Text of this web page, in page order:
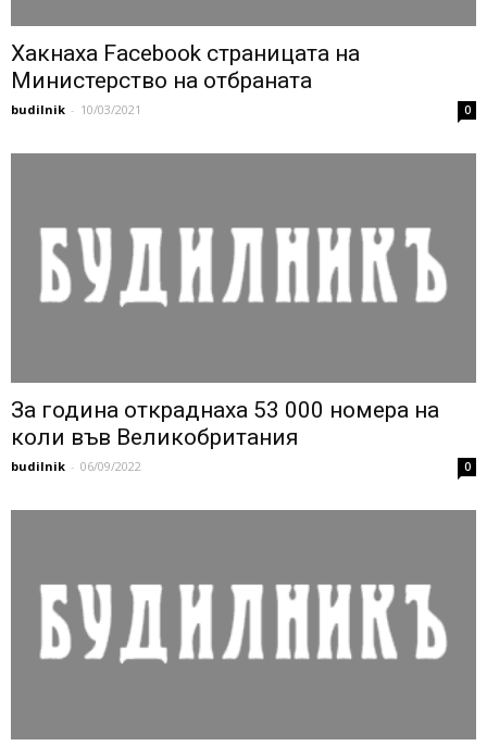
Хакнаха Facebook страницата на
Министерство на отбраната
budilnik - 10/03/2021 0
За година откраднаха 53 000 номера на
коли във Великобритания
budilnik - 06/09/2022 0